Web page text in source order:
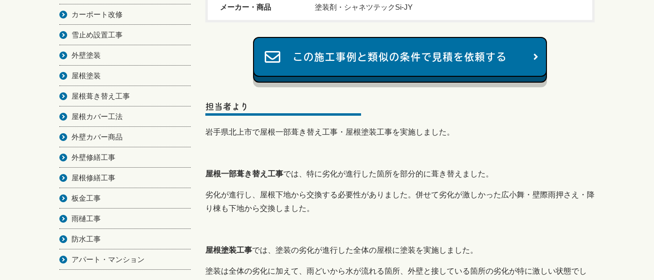
メーカー・商品 塗装剤・シャネツテックSi-JY
この施工事例と類似の条件で見積を依頼する
担当者より
岩手県北上市で屋根一部葺き替え工事・屋根塗装工事を実施しました。
屋根一部葺き替え工事では、特に劣化が進行した箇所を部分的に葺き替えました。
劣化が進行し、屋根下地から交換する必要性がありました。併せて劣化が激しかった広小舞・壁際雨押さえ・降
り棟も下地から交換しました。
屋根塗装工事では、塗装の劣化が進行した全体の屋根に塗装を実施しました。
塗装は全体の劣化に加えて、雨どいから水が流れる箇所、外壁と接している箇所の劣化が特に激しい状態でし
カーポート改修
雪止め設置工事
外壁塗装
屋根塗装
屋根葺き替え工事
屋根カバー工法
外壁カバー商品
外壁修繕工事
屋根修繕工事
板金工事
雨樋工事
防水工事
アパート・マンション